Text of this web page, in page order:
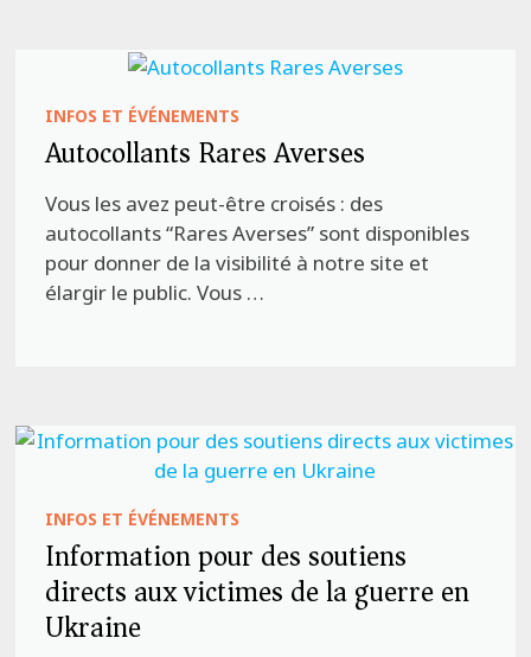
INFOS ET ÉVÉNEMENTS
Autocollants Rares Averses
Vous les avez peut-être croisés : des
autocollants “Rares Averses” sont disponibles
pour donner de la visibilité à notre site et
élargir le public. Vous …
INFOS ET ÉVÉNEMENTS
Information pour des soutiens
directs aux victimes de la guerre en
Ukraine